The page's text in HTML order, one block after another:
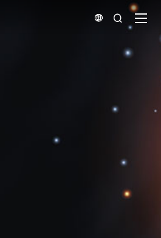
 